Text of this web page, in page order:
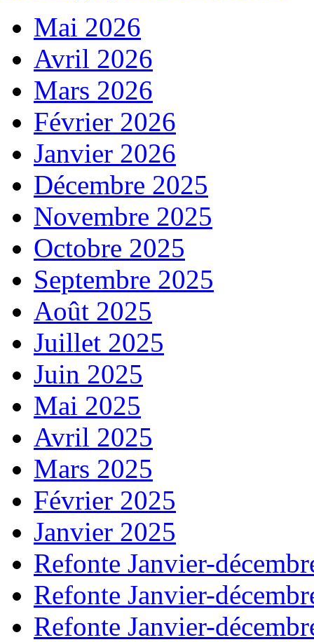
Mai 2026
Avril 2026
Mars 2026
Février 2026
Janvier 2026
Décembre 2025
Novembre 2025
Octobre 2025
Septembre 2025
Août 2025
Juillet 2025
Juin 2025
Mai 2025
Avril 2025
Mars 2025
Février 2025
Janvier 2025
Refonte Janvier-
Refonte Janvier-
Refonte Janvier-